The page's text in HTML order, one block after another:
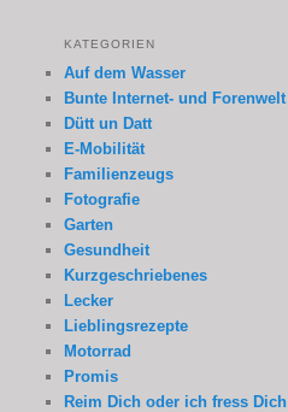
KATEGORIEN
Auf dem Wasser
Bunte Internet- und Forenwelt
Dütt un Datt
E-Mobilität
Familienzeugs
Fotografie
Garten
Gesundheit
Kurzgeschriebenes
Lecker
Lieblingsrezepte
Motorrad
Promis
Reim Dich oder ich fress Dich